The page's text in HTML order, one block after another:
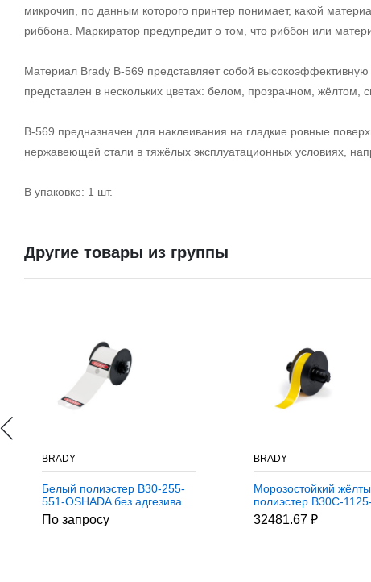
микрочип, по данным которого принтер понимает, какой
риббона. Маркиратор предупредит о том, что риббон или
Материал Brady B-569 представляет собой
представлен в нескольких цветах: белом, прозрачном, жёлтом,
B-569 предназначен для наклеивания на гладкие ровные
нержавеющей стали в тяжёлых эксплуатационных условиях,
В упаковке: 1 шт.
Другие товары из группы
BRADY
Белый полиэстер B30-255-
551-OSHADA без адгезива
B-551, бирки 82,55 *
146,05 мм, легенда
По запросу
BRADY
Морозостойкий
полиэстер B30C-
YL, 28,58 мм * 30,48 м
(BBP31/33/35/37)
32481.67 ₽